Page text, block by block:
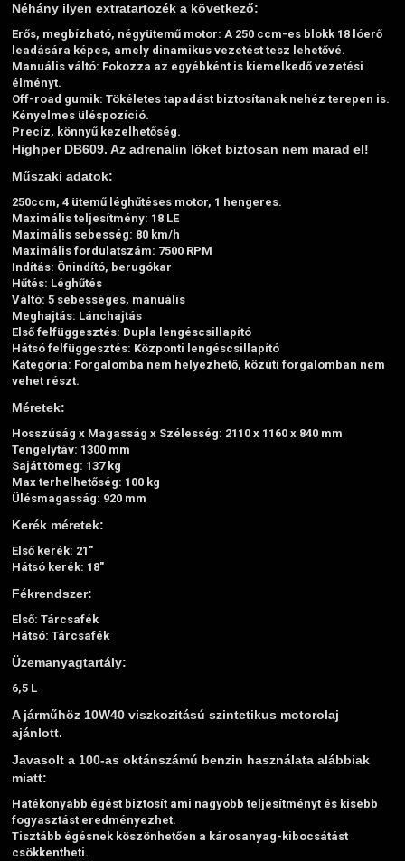
Néhány ilyen extratartozék a következő:
Erős, megbízható, négyütemű motor: A 250 ccm-es blokk 18 lóerő
leadására képes, amely dinamikus vezetést tesz lehetővé.
Manuális váltó: Fokozza az egyébként is kiemelkedő vezetési
élményt.
Off-road gumik: Tökéletes tapadást biztosítanak nehéz terepen is.
Kényelmes üléspozíció.
Precíz, könnyű kezelhetőség.
Highper DB609. Az adrenalin löket biztosan nem marad el!
Műszaki adatok:
250ccm, 4 ütemű léghűtéses motor, 1 hengeres.
Maximális teljesítmény: 18 LE
Maximális sebesség: 80 km/h
Maximális fordulatszám: 7500 RPM
Indítás: Önindító, berugókar
Hűtés: Léghűtés
Váltó: 5 sebességes, manuális
Meghajtás: Lánchajtás
Első felfüggesztés: Dupla lengéscsillapító
Hátsó felfüggesztés: Központi lengéscsillapító
Kategória: Forgalomba nem helyezhető, közúti forgalomban nem
vehet részt.
Méretek:
Hosszúság x Magasság x Szélesség: 2110 x 1160 x 840 mm
Tengelytáv: 1300 mm
Saját tömeg: 137 kg
Max terhelhetőség: 100 kg
Ülésmagasság: 920 mm
Kerék méretek:
Első kerék: 21"
Hátsó kerék: 18"
Fékrendszer:
Első: Tárcsafék
Hátsó: Tárcsafék
Üzemanyagtartály:
6,5 L
A járműhöz 10W40 viszkozitású szintetikus motorolaj
ajánlott.
Javasolt a 100-as oktánszámú benzin használata alábbiak
miatt:
Hatékonyabb égést biztosít ami nagyobb teljesítményt és kisebb
fogyasztást eredményezhet.
Tisztább égésnek köszönhetően a károsanyag-kibocsátást
csökkentheti.